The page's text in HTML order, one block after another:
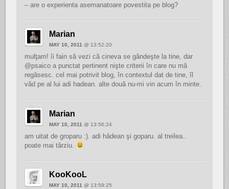
– are o experienta asemanatoare povestita pe blog?
Marian
MAY 10, 2011@ 13:52:20
mulţam! îi fain să vezi că cineva se gândeşte la tine, dar
@psaico a punctat pertinent nişte criterii în care nu mă
regăsesc. cel mai potrivit blog, în contextul dat de tine, îl
văd pe al lui adi hadean. alte două nu-mi vin acum în minte.
Marian
MAY 10, 2011 @ 13:56:24
am uitat de groparu :). adi hădean şi goparu. al treilea..
poate mai târziu.
KooKooL
MAY 10, 2011@ 13:59:25